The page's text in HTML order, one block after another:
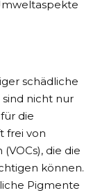
schädliche
nicht nur
die
frei von
(VOCs), die die
können.
Pigmente